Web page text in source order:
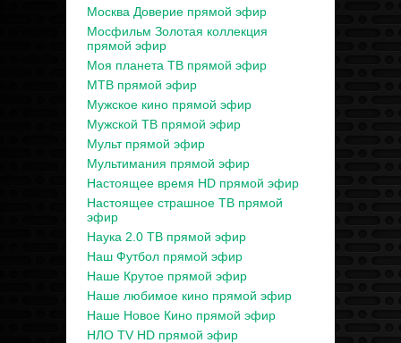
Москва Доверие прямой эфир
Мосфильм Золотая коллекция
прямой эфир
Моя планета ТВ прямой эфир
МТВ прямой эфир
Мужское кино прямой эфир
Мужской ТВ прямой эфир
Мульт прямой эфир
Мультимания прямой эфир
Настоящее время HD прямой эфир
Настоящее страшное ТВ прямой
эфир
Наука 2.0 ТВ прямой эфир
Наш Футбол прямой эфир
Наше Крутое прямой эфир
Наше любимое кино прямой эфир
Наше Новое Кино прямой эфир
НЛО TV HD прямой эфир